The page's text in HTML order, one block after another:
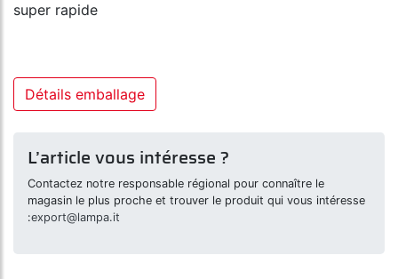
super rapide
Détails emballage
L’article vous intéresse ?
Contactez notre responsable régional pour connaître le
magasin le plus proche et trouver le produit qui vous intéresse
:export@lampa.it